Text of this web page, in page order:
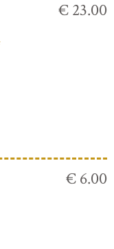
€ 23.00
€ 6.00